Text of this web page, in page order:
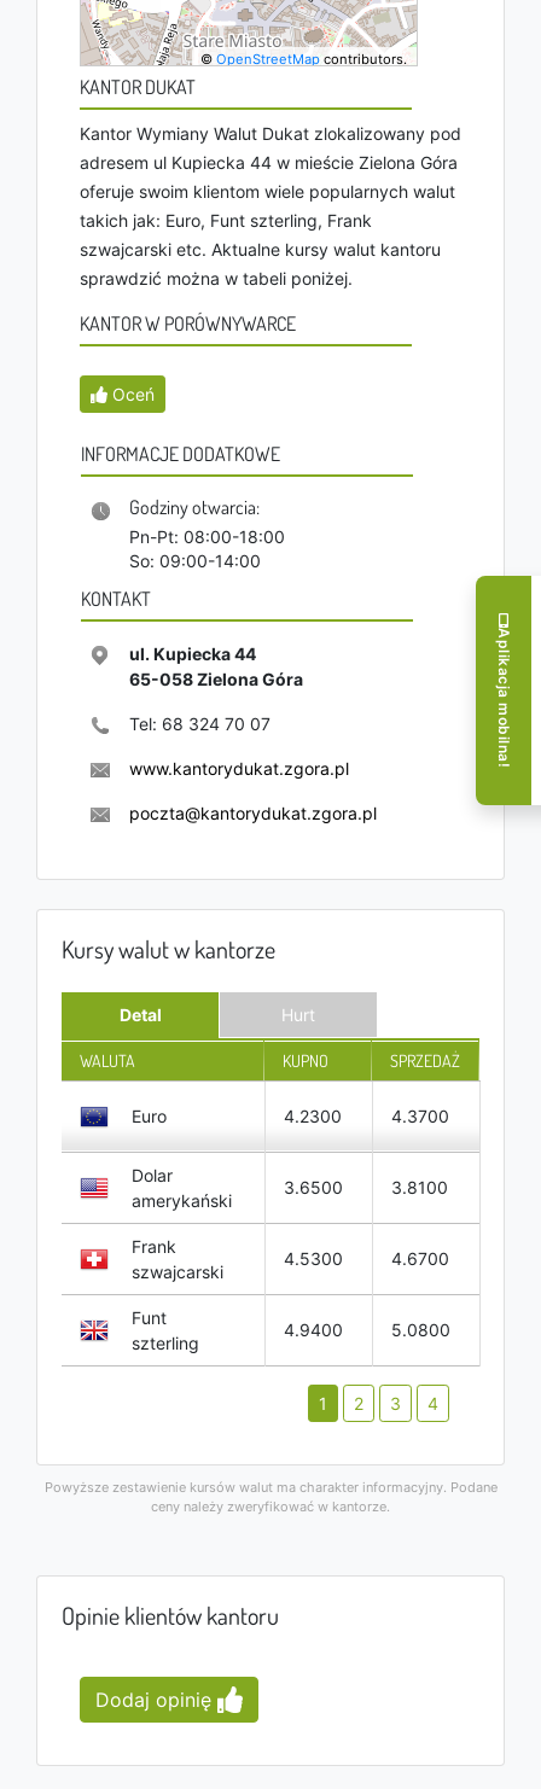
©OpenStreetMap contributors.
KANTOR DUKAT
Kantor Wymiany Walut Dukat zlokalizowany pod
adresem ul Kupiecka 44 w mieście Zielona Góra
oferuje swoim klientom wiele popularnych walut
takich jak: Euro, Funt szterling, Frank
szwajcarski etc. Aktualne kursy walut kantoru
sprawdzić można w tabeli poniżej.
KANTOR W PORÓWNYWARCE
Oceń
INFORMACJE DODATKOWE
Godziny otwarcia:
Pn-Pt: 08:00-18:00
So: 09:00-14:00
KONTAKT
ul. Kupiecka 44
65-058Zielona Góra
Tel: 68 324 70 07
www.kantorydukat.zgora.pl
poczta@kantorydukat.zgora.pl
Kursy walut w kantorze
Detal Hurt
WALUTA KUPNO SPRZEDAŻ
Euro 4.2300 4.3700
Dolar
amerykański
3.6500 3.8100
Frank
szwajcarski
4.5300 4.6700
Funt
szterling
4.9400 5.0800
1 2 3 4
Powyższe zestawienie kursów walut ma charakter informacyjny. Podane
ceny należy zweryfikować w kantorze.
Opinie klientów kantoru
Dodaj opinię
Aplikacja mobilna!